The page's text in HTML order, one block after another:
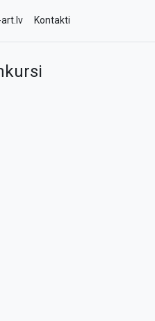
art.lv Kontakti